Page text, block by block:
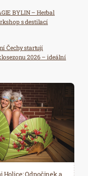
Aktualizujte
2024
BYLIN – Herbal
s destilací
Čechy startují
2026 – ideální
Holice: Odpočinek a
Odpočiňte si od